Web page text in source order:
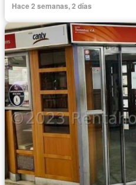
Hace 2 semanas, 2 días